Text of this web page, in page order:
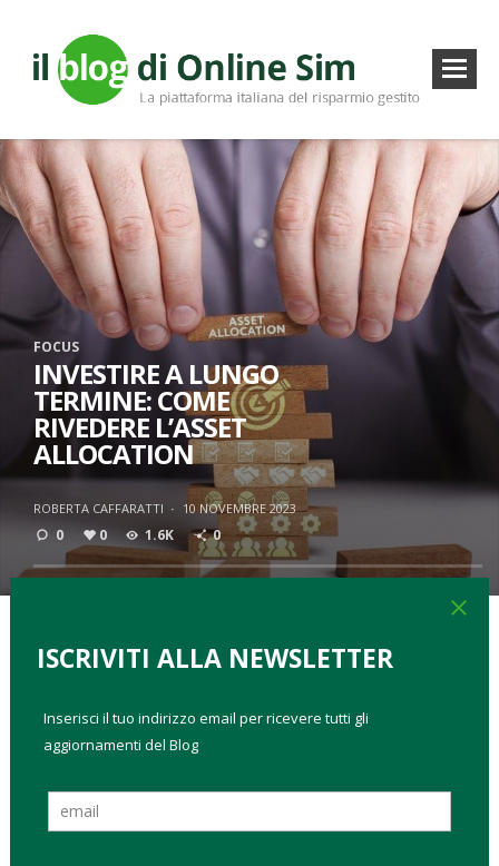
FOCUS
INVESTIRE A LUNGO
TERMINE: COME
RIVEDERE L’ASSET
ALLOCATION
ROBERTA CAFFARATTI · 10 NOVEMBRE 2023
0 0 1.6K 0
TAGS: asset allocation check up portafoglio
come investire
Nelle ultime settimane, i mercati hanno continuato a
direzione precisa. Il
perché valutare la sua evoluzione è ancora più difficile,
close
ISCRIVITI ALLA NEWSLETTER
Inserisci il tuo indirizzo email per ricevere tutti gli
aggiornamenti del Blog